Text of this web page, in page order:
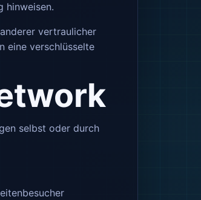
hinweisen.
vertraulicher
eine verschlüsselte
selbst oder durch